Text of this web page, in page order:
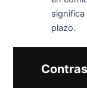
significa
plazo.
Contras